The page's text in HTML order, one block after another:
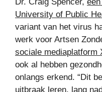
University of Public
variant van het virus
werk voor Artsen
sociale mediaplatform
ook al hebben
onlangs erkend. “Dit
uitbraak leren, lang